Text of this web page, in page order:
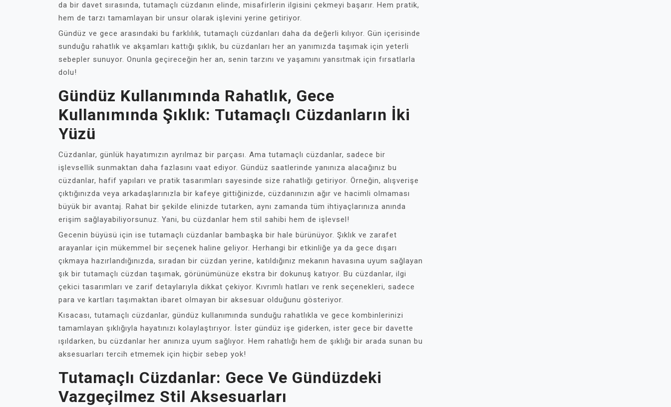
da bir davet sırasında, tutamaçlı cüzdanın elinde, misafirlerin ilgisini çekmeyi başarır. Hem pratik,
hem de tarzı tamamlayan bir unsur olarak işlevini yerine getiriyor.
Gündüz ve gece arasındaki bu farklılık, tutamaçlı cüzdanları daha da değerli kılıyor. Gün içerisinde
sunduğu rahatlık ve akşamları kattığı şıklık, bu cüzdanları her an yanımızda taşımak için yeterli
sebepler sunuyor. Onunla geçireceğin her an, senin tarzını ve yaşamını yansıtmak için fırsatlarla
dolu!
Gündüz Kullanımında Rahatlık, Gece
Kullanımında Şıklık: Tutamaçlı Cüzdanların İki
Yüzü
Cüzdanlar, günlük hayatımızın ayrılmaz bir parçası. Ama tutamaçlı cüzdanlar, sadece bir
işlevsellik sunmaktan daha fazlasını vaat ediyor. Gündüz saatlerinde yanınıza alacağınız bu
cüzdanlar, hafif yapıları ve pratik tasarımları sayesinde size rahatlığı getiriyor. Örneğin, alışverişe
çıktığınızda veya arkadaşlarınızla bir kafeye gittiğinizde, cüzdanınızın ağır ve hacimli olmaması
büyük bir avantaj. Rahat bir şekilde elinizde tutarken, aynı zamanda tüm ihtiyaçlarınıza anında
erişim sağlayabiliyorsunuz. Yani, bu cüzdanlar hem stil sahibi hem de işlevsel!
Gecenin büyüsü için ise tutamaçlı cüzdanlar bambaşka bir hale bürünüyor. Şıklık ve zarafet
arayanlar için mükemmel bir seçenek haline geliyor. Herhangi bir etkinliğe ya da gece dışarı
çıkmaya hazırlandığınızda, sıradan bir cüzdan yerine, katıldığınız mekanın havasına uyum sağlayan
şık bir tutamaçlı cüzdan taşımak, görünümünüze ekstra bir dokunuş katıyor. Bu cüzdanlar, ilgi
çekici tasarımları ve zarif detaylarıyla dikkat çekiyor. Kıvrımlı hatları ve renk seçenekleri, sadece
para ve kartları taşımaktan ibaret olmayan bir aksesuar olduğunu gösteriyor.
Kısacası, tutamaçlı cüzdanlar, gündüz kullanımında sunduğu rahatlıkla ve gece kombinlerinizi
tamamlayan şıklığıyla hayatınızı kolaylaştırıyor. İster gündüz işe giderken, ister gece bir davette
ışıldarken, bu cüzdanlar her anınıza uyum sağlıyor. Hem rahatlığı hem de şıklığı bir arada sunan bu
aksesuarları tercih etmemek için hiçbir sebep yok!
Tutamaçlı Cüzdanlar: Gece Ve Gündüzdeki
Vazgeçilmez Stil Aksesuarları